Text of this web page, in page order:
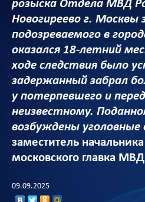
розыска Отдела МВД
Новогиреево г. Москвы
подозреваемого в
оказался 18-летний
ходе следствия было
задержанный забрал
у потерпевшего и
неизвестному.
возбуждены уголовные
заместитель
московского главка
09.09.2025